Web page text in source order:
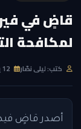
قاضٍ في
لمكافحة
كتب: ليلى نصّار
أصدر قاضٍ